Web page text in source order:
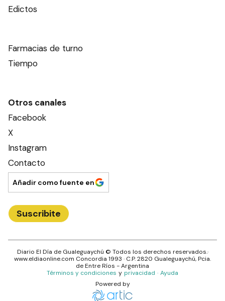
Edictos
Farmacias de turno
Tiempo
Otros canales
Facebook
X
Instagram
Contacto
Añadir como fuente en
Suscribite
Diario El Día de Gualeguaychú © Todos los derechos reservados.·
www.eldiaonline.com Concordia 1993 · C.P.2820 Gualeguaychú, Pcia.
deEntre Ríos - Argentina
Términos y condiciones y privacidad · Ayuda
Powered by